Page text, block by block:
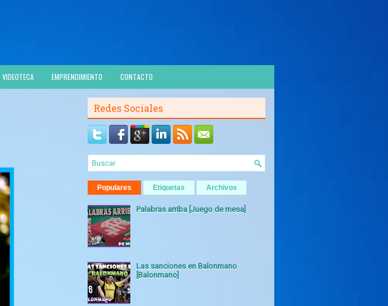
VIDEOTECA EMPRENDIMIENTO CONTACTO
Redes Sociales
Populares Etiquetas Archivos
Palabras arriba [Juego de mesa]
Las sanciones en Balonmano
[Balonmano]